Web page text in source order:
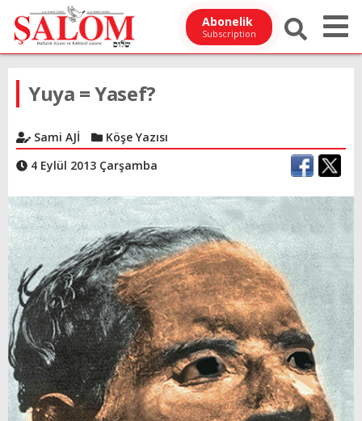
Abonelik
Subscription
Yuya = Yasef?
Sami AJİ
Köşe Yazısı
4 Eylül 2013 Çarşamba